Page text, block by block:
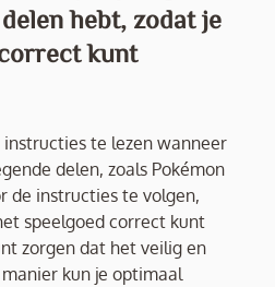
hebt, zodat je
kunt
te lezen wanneer
delen, zoals Pokémon
de instructies te volgen,
speelgoed correct kunt
zorgen dat het veilig en
kun je optimaal